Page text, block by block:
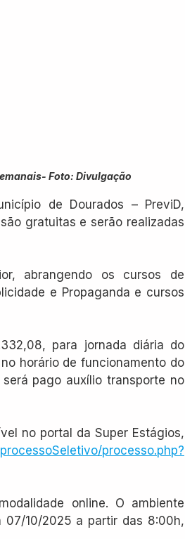
Foto: Divulgação
de Dourados – PreviD,
gratuitas e serão realizadas
abrangendo os cursos de
e Propaganda e cursos
para jornada diária do
horário de funcionamento do
pago auxílio transporte no
no portal da Super Estágios,
processo.php?
online. O ambiente
10/2025 a partir das 8:00h,